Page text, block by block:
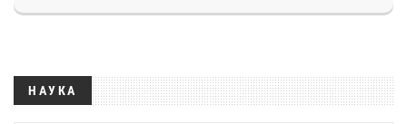
НАУКА